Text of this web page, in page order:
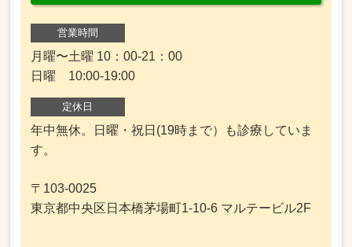
営業時間
月曜〜土曜 10：00-21：00
日曜 10:00-19:00
定休日
年中無休。日曜・祝日(19時まで）も診療していま
す。
〒103-0025
東京都中央区日本橋茅場町1-10-6 マルテービル2F